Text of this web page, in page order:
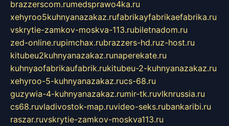
brazzerscom.rumedsprawo4ka.ru
xehyroo5kuhnyanazakaz.rufabrikayfabrikaefabrika.ru
vskrytie-zamkov-moskva-113.rubiletnadom.ru
zed-online.rupimchax.rubrazzers-hd.ruz-host.ru
kitubeu2kuhnyanazakaz.runaperekate.ru
kuhnyaofabrikaufabrik.rukitubeu-2-kuhnyanazakaz.ru
xehyroo-5-kuhnyanazakaz.rucs-68.ru
guzywia-4-kuhnyanazakaz.rumir-tk.ruvlknrussia.ru
cs68.ruvladivostok-map.ruvideo-seks.rubankaribi.ru
raszar.ruvskrytie-zamkov-moskva113.ru